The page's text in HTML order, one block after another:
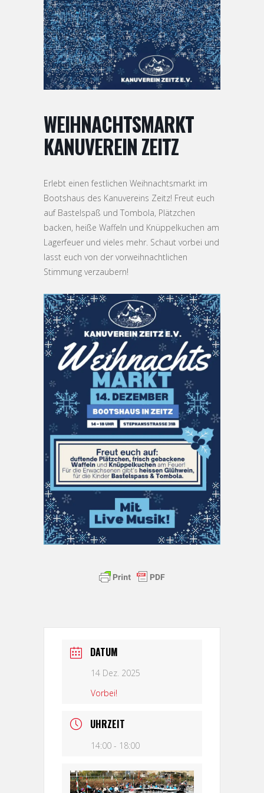
WEIHNACHTSMARKT
KANUVEREIN ZEITZ
Erlebt einen festlichen Weihnachtsmarkt im
Bootshaus des Kanuvereins Zeitz! Freut euch
auf Bastelspaß und Tombola, Plätzchen
backen, heiße Waffeln und Knüppelkuchen am
Lagerfeuer und vieles mehr. Schaut vorbei und
lasst euch von der vorweihnachtlichen
Stimmung verzaubern!
DATUM
14 Dez. 2025
Vorbei!
UHRZEIT
14:00 - 18:00